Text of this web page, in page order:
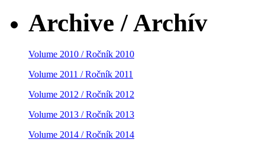
Archive / Archív
Volume 2010 / Ročník 2010
Volume 2011 / Ročník 2011
Volume 2012 / Ročník 2012
Volume 2013 / Ročník 2013
Volume 2014 / Ročník 2014